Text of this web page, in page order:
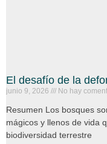
El desafío de la
junio 9, 2026 No hay
Resumen Los bosques
mágicos y llenos de vida
biodiversidad terrestre